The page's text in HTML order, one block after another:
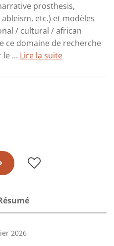
prosthesis,
etc.) et modèles
/ cultural / african
ce domaine de recherche
... Lire la suite
2026